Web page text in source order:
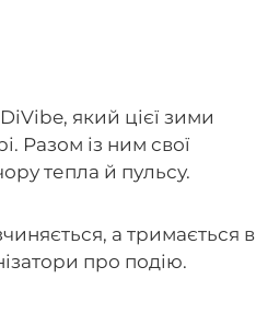
який цієї зими
Разом із ним свої
тепла й пульсу.
а тримається в
про подію.